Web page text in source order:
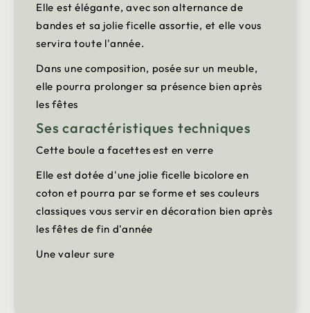
Elle est élégante, avec son alternance de
bandes et sa jolie ficelle assortie, et elle vous
servira toute l'année.
Dans une composition, posée sur un meuble,
elle pourra prolonger sa présence bien après
les fêtes
Ses caractéristiques techniques
Cette boule a facettes est en verre
Elle est dotée d'une jolie ficelle bicolore en
coton et pourra par se forme et ses couleurs
classiques vous servir en décoration bien après
les fêtes de fin d'année
Une valeur sure